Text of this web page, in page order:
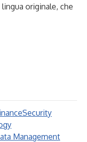
originale, che
Security
Management